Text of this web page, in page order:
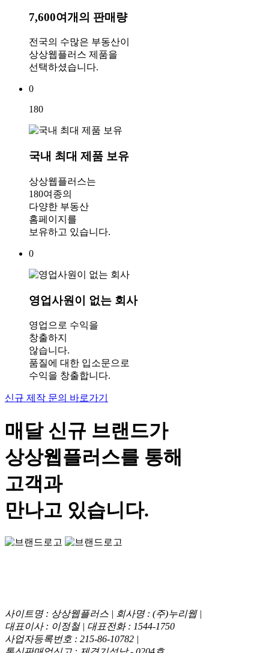
7,600여개의 판매량
전국의 수많은 부동산이
상상웹플러스 제품을
선택하셨습니다.
0
180
국내 최대 제품 보유
상상웹플러스는
180여종의
다양한 부동산
홈페이지를
보유하고 있습니다.
0
영업사원이 없는 회사
영업으로 수익을
창출하지
않습니다.
품질에 대한 입소문으로
수익을 창출합니다.
신규 제작 문의 바로가기
매달 신규 브랜드가
상상웹플러스를 통해
고객과
만나고 있습니다.
사이트명 : 상상웹플러스 | 회사명 : (주)누리웹 |
대표이사 : 이정철 | 대표전화 : 1544-1750
사업자등록번호 : 215-86-10782 |